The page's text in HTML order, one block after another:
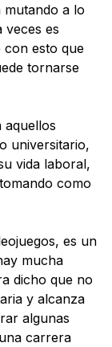
mutando a lo
veces es
con esto que
tornarse
aquellos
universitario,
vida laboral,
como
es un
mucha
dicho que no
y alcanza
algunas
carrera